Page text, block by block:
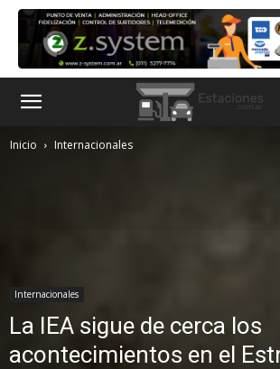
Inicio Internacionales
Internacionales
La IEA sigue de cerca los
acontecimientos en el